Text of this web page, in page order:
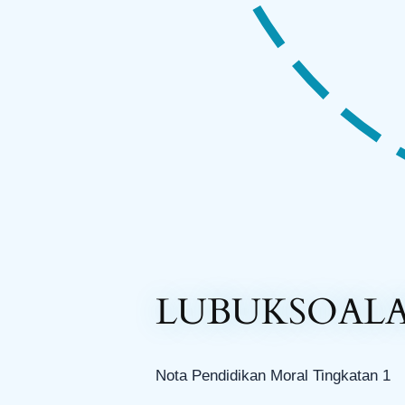
Nota Pendidikan Moral Tingkatan 1